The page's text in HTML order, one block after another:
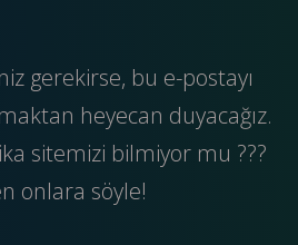
gerekirse, bu e-postayı
heyecan duyacağız.
sitemizi bilmiyor mu ???
onlara söyle!